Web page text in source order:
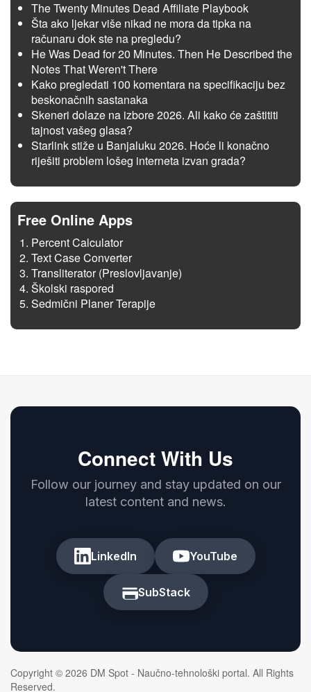
The Twenty Minutes Dead Affiliate Playbook
Šta ako ljekar više nikad ne mora da tipka na
računaru dok ste na pregledu?
He Was Dead for 20 Minutes. Then He Described the
Notes That Weren't There
Kako pregledati 100 komentara na specifikaciju bez
beskonačnih sastanaka
Skeneri dolaze na izbore 2026. Ali kako će zaštititi
tajnost vašeg glasa?
Starlink stiže u Banjaluku 2026. Hoće li konačno
riješiti problem lošeg interneta izvan grada?
Free Online Apps
Percent Calculator
Text Case Converter
Transliterator (Preslovljavanje)
Školski raspored
Sedmični Planer Terapije
Connect With Us
Follow our journey and stay updated on our
latest content and news.
LinkedIn YouTube
SubStack
Copyright © 2026 DM Spot - Naučno-tehnološki portal. All Rights
Reserved.